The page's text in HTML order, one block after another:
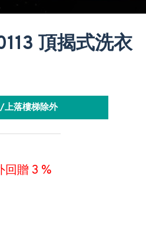
頂揭式洗衣
上落樓梯除外
回贈 3 %